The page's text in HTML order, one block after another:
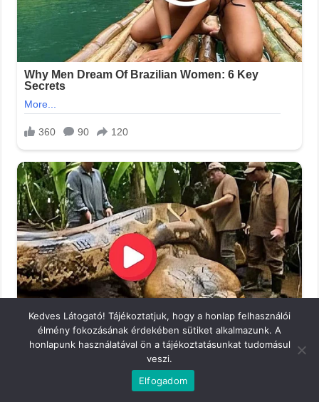
Kedves Látogató! Tájékoztatjuk, hogy a honlap felhasználói
élmény fokozásának érdekében sütiket alkalmazunk. A
honlapunk használatával ön a tájékoztatásunkat tudomásul
veszi.
Elfogadom